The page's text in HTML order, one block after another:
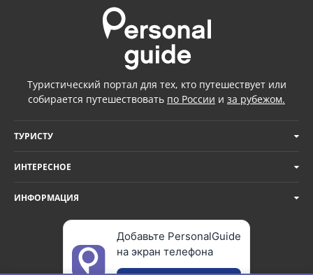
Туристический портал для тех, кто путешествует или
собирается путешествовать по России и за рубежом.
ТУРИСТУ
ИНТЕРЕСНОЕ
ИНФОРМАЦИЯ
Добавьте PersonalGuide
на экран телефона